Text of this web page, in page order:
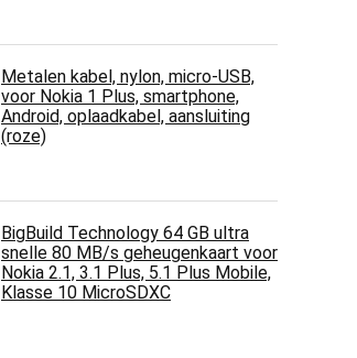
Metalen kabel, nylon, micro-USB,
voor Nokia 1 Plus, smartphone,
Android, oplaadkabel, aansluiting
(roze)
BigBuild Technology 64 GB ultra
snelle 80 MB/s geheugenkaart voor
Nokia 2.1, 3.1 Plus, 5.1 Plus Mobile,
Klasse 10 MicroSDXC